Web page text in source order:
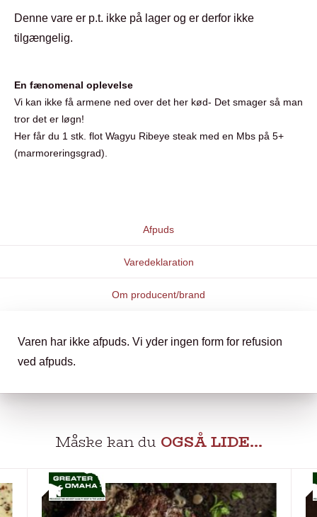
Denne vare er p.t. ikke på lager og er derfor ikke
tilgængelig.
En fænomenal oplevelse
Vi kan ikke få armene ned over det her kød- Det smager så man
tror det er løgn!
Her får du 1 stk. flot Wagyu Ribeye steak med en Mbs på 5+
(marmoreringsgrad).
Afpuds
Varedeklaration
Om producent/brand
Varen har ikke afpuds. Vi yder ingen form for refusion
ved afpuds.
Måske kan du OGSÅ LIDE…